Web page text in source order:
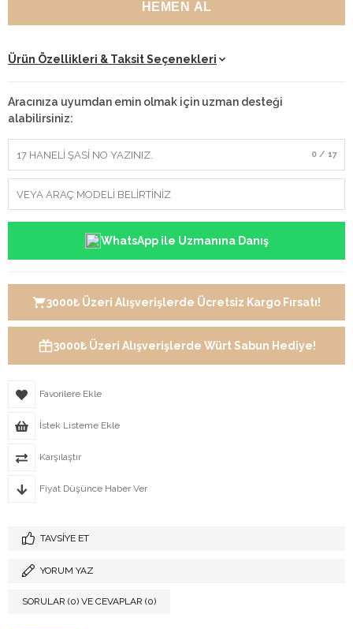
Ürün Özellikleri & Taksit Seçenekleri
Aracınıza uyumdan emin olmak için uzman desteği
alabilirsiniz:
0 / 17
WhatsApp ile Uzmanına Danış
3000₺ Üzeri Alışverişlerde Ücretsiz Kargo Fırsatı!
3000₺ Üzeri Alışverişlerde Würt Sabun Hediye!
Favorilere Ekle
İstek Listeme Ekle
Karşılaştır
Fiyat Düşünce Haber Ver
TAVSIYE ET
YORUM YAZ
SORULAR (0) VE CEVAPLAR (0)